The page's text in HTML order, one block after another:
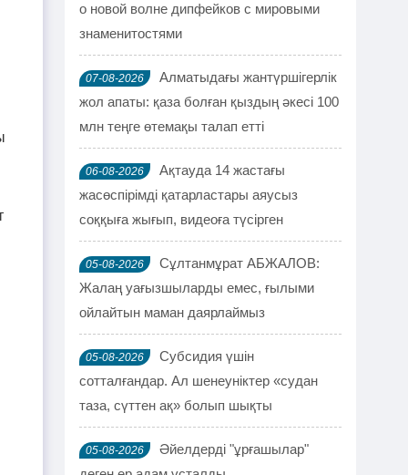
о новой волне дипфейков с мировыми
знаменитостями
07-08-2026
Алматыдағы жантүршігерлік
жол апаты: қаза болған қыздың әкесі 100
млн теңге өтемақы талап етті
06-08-2026
Ақтауда 14 жастағы
жасөспірімді қатарластары аяусыз
соққыға жығып, видеоға түсірген
05-08-2026
Сұлтанмұрат АБЖАЛОВ:
Жалаң уағызшыларды емес, ғылыми
ойлайтын маман даярлаймыз
05-08-2026
Субсидия үшін
сотталғандар. Ал шенеуніктер «судан
таза, сүттен ақ» болып шықты
05-08-2026
Әйелдерді "ұрғашылар"